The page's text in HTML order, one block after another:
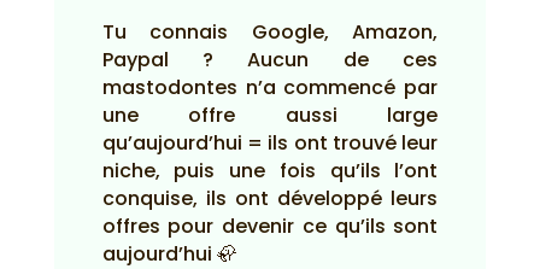
Tu connais Google, Amazon,
Paypal ? Aucun de ces
mastodontes n’a commencé par
une offre aussi large
qu’aujourd’hui = ils ont trouvé leur
niche, puis une fois qu’ils l’ont
conquise, ils ont développé leurs
offres pour devenir ce qu’ils sont
aujourd’hui 🦣